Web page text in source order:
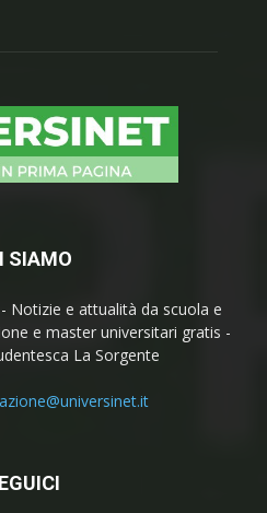
SIAMO
Notizie e attualità da scuola e
e master universitari gratis -
La Sorgente